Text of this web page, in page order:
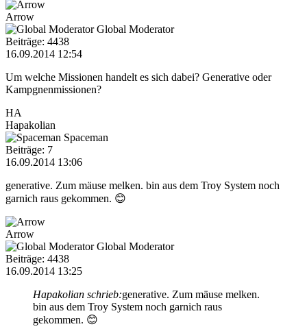
Arrow
Global Moderator
Beiträge: 4438
16.09.2014 12:54
Um welche Missionen handelt es sich dabei? Generative oder
Kampgnenmissionen?
HA
Hapakolian
Spaceman
Beiträge: 7
16.09.2014 13:06
generative. Zum mäuse melken. bin aus dem Troy System noch
garnich raus gekommen. 😊
Arrow
Global Moderator
Beiträge: 4438
16.09.2014 13:25
Hapakolian schrieb:generative. Zum mäuse melken.
bin aus dem Troy System noch garnich raus
gekommen. 😊